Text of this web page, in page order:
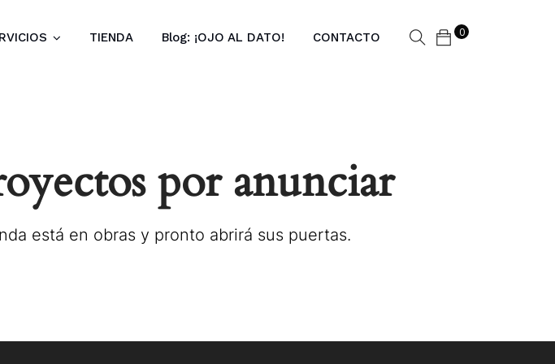
TIENDA Blog: ¡OJO AL DATO! CONTACTO 0
por anunciar
está en obras y pronto abrirá sus puertas.